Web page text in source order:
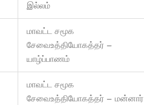
இல்லம்
மாவட்ட சமூக
சேவைஉத்தியோகத்தர் –
யாழ்ப்பாணம்
மாவட்ட சமூக
சேவைஉத்தியோகத்தர் – மன்னார்